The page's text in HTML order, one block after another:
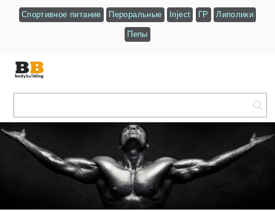
Спортивное питание Пероральные Inject ГР Липолики
Пепы